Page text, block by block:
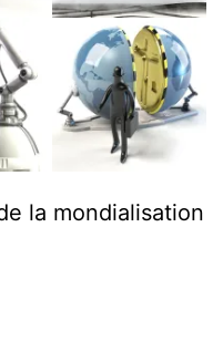
la mondialisation